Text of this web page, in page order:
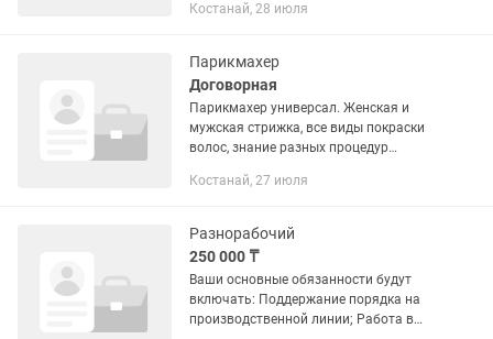
гибкий график работы – при работе по
Костанай, 28 июля
Парикмахер
Договорная
Парикмахер универсал. Женская и
мужская стрижка, все виды покраски
волос, знание разных процедур
(40/60).
Костанай, 27 июля
Разнорабочий
250 000 ₸
Ваши основные обязанности будут
включать: Поддержание порядка на
производственной линии; Работа в